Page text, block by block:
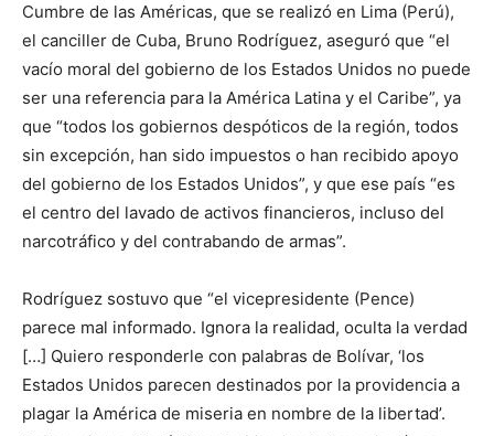
Cumbre de las Américas, que se realizó en Lima (Perú),
el canciller de Cuba, Bruno Rodríguez, aseguró que “el
vacío moral del gobierno de los Estados Unidos no puede
ser una referencia para la América Latina y el Caribe”, ya
que “todos los gobiernos despóticos de la región, todos
sin excepción, han sido impuestos o han recibido apoyo
del gobierno de los Estados Unidos”, y que ese país “es
el centro del lavado de activos financieros, incluso del
narcotráfico y del contrabando de armas”.
Rodríguez sostuvo que “el vicepresidente (Pence)
parece mal informado. Ignora la realidad, oculta la verdad
[…] Quiero responderle con palabras de Bolívar, ‘los
Estados Unidos parecen destinados por la providencia a
plagar la América de miseria en nombre de la libertad’.